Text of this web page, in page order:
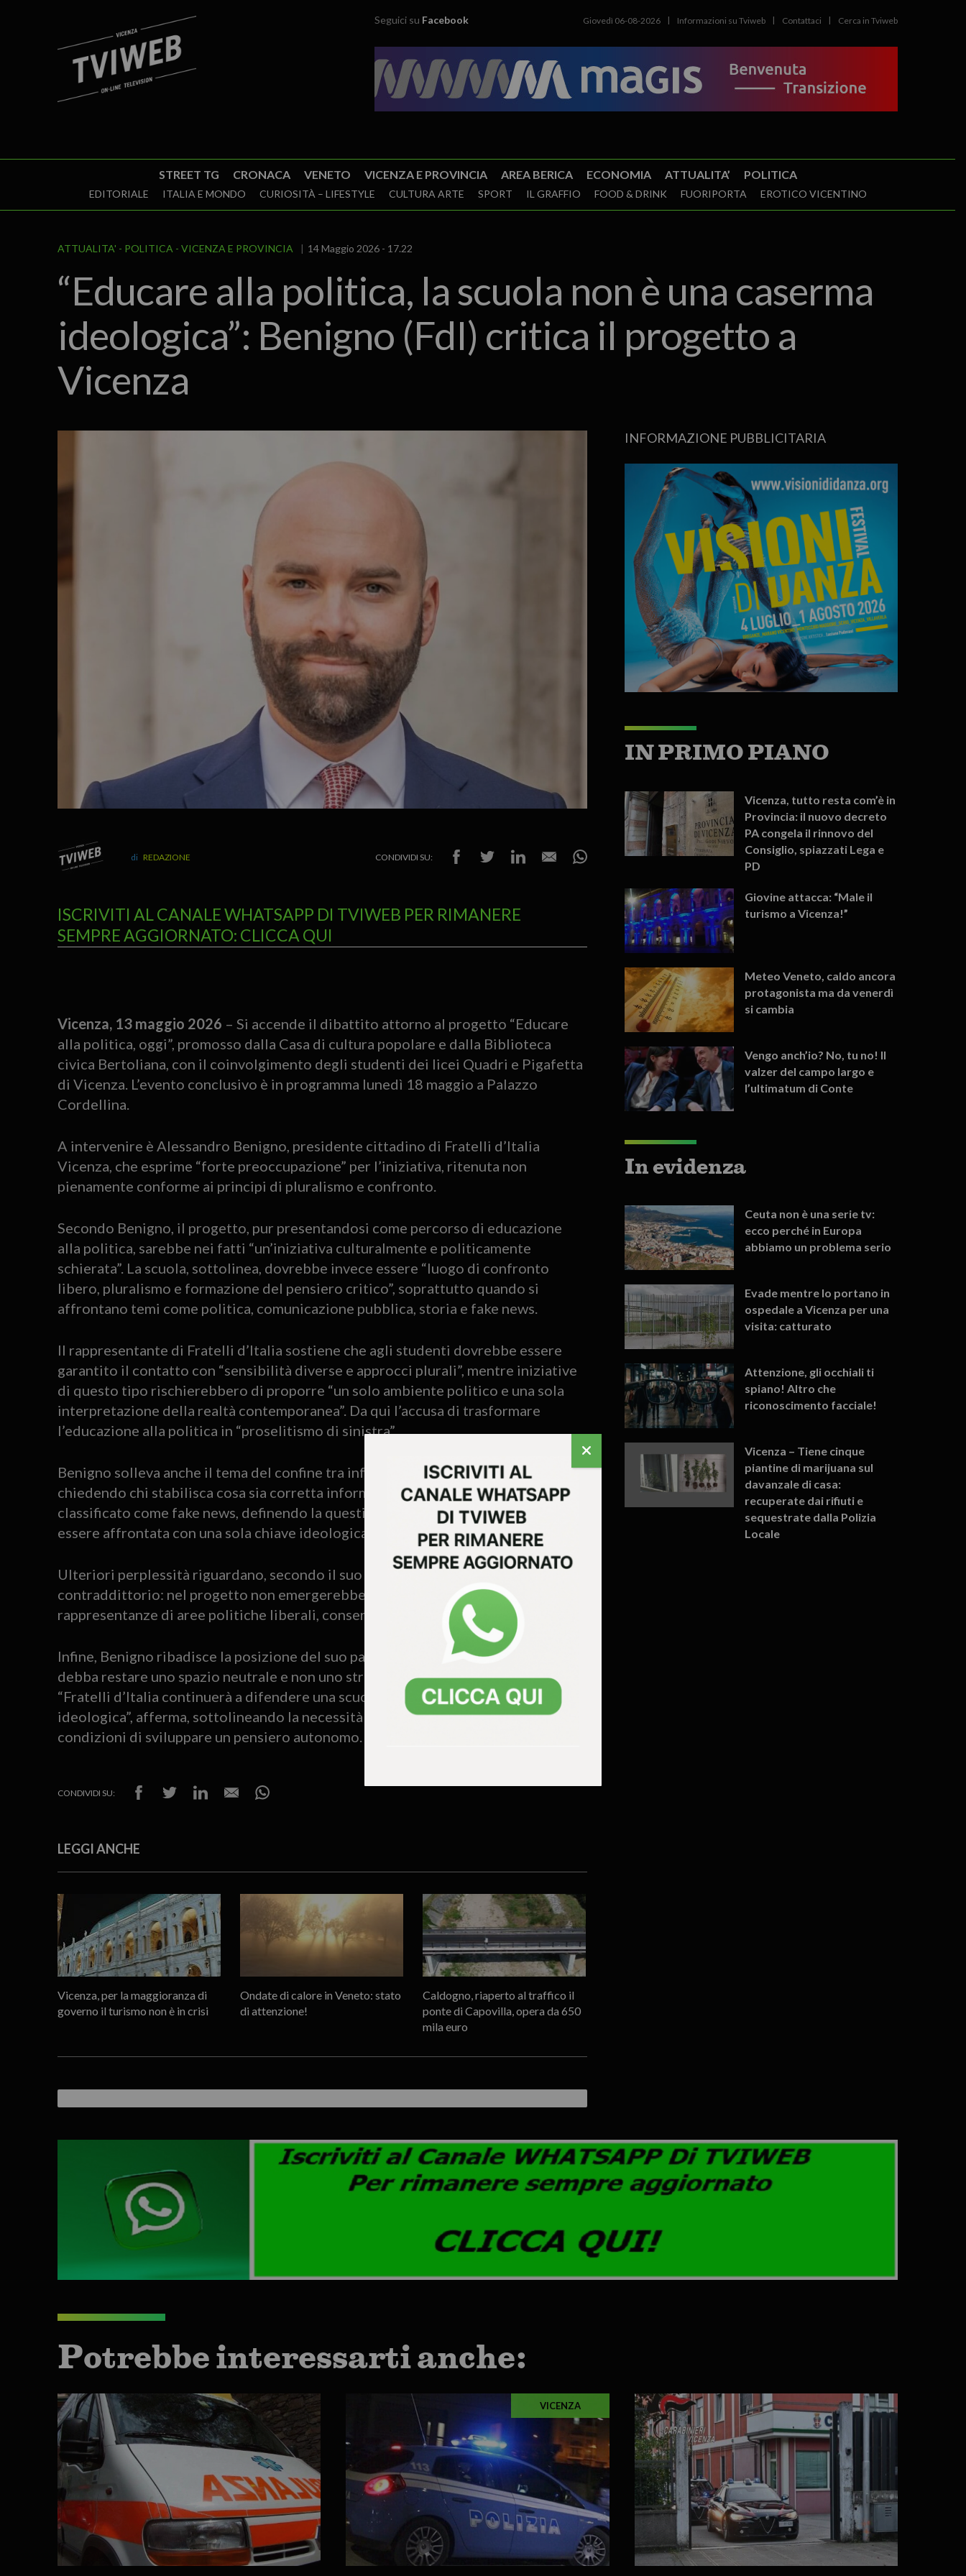
Seguici su Facebook Giovedì 06-08-2026 Informazioni su Tviweb Contattaci Cerca in Tviweb
STREET TG CRONACA VENETO VICENZA E PROVINCIA AREA BERICA ECONOMIA ATTUALITA’ POLITICA
EDITORIALE ITALIA E MONDO CURIOSITÀ – LIFESTYLE CULTURA ARTE SPORT IL GRAFFIO FOOD & DRINK FUORIPORTA EROTICO VICENTINO
ATTUALITA' POLITICA VICENZA E PROVINCIA 14 Maggio 2026 - 17.22
“Educare alla politica, la scuola non è una caserma
ideologica”: Benigno (FdI) critica il progetto a
Vicenza
REDAZIONE CONDIVIDI SU:
ISCRIVITI AL CANALE WHATSAPP DI TVIWEB PER RIMANERE
SEMPRE AGGIORNATO: CLICCA QUI
Vicenza, 13 maggio 2026 – Si accende il dibattito attorno al progetto “Educare
alla politica, oggi”, promosso dalla Casa di cultura popolare e dalla Biblioteca
civica Bertoliana, con il coinvolgimento degli studenti dei licei Quadri e Pigafetta
di Vicenza. L’evento conclusivo è in programma lunedì 18 maggio a Palazzo
Cordellina.
A intervenire è Alessandro Benigno, presidente cittadino di Fratelli d’Italia
Vicenza, che esprime “forte preoccupazione” per l’iniziativa, ritenuta non
pienamente conforme ai principi di pluralismo e confronto.
Secondo Benigno, il progetto, pur presentandosi come percorso di educazione
alla politica, sarebbe nei fatti “un’iniziativa culturalmente e politicamente
schierata”. La scuola, sottolinea, dovrebbe invece essere “luogo di confronto
libero, pluralismo e formazione del pensiero critico”, soprattutto quando si
affrontano temi come politica, comunicazione pubblica, storia e fake news.
Il rappresentante di Fratelli d’Italia sostiene che agli studenti dovrebbe essere
garantito il contatto con “sensibilità diverse e approcci plurali”, mentre iniziative
di questo tipo rischierebbero di proporre “un solo ambiente politico e una sola
interpretazione della realtà contemporanea”. Da qui l’accusa di trasformare
l’educazione alla politica in “proselitismo di sinistra”.
Benigno solleva anche il tema del confine tra informazione e propaganda,
chiedendo chi stabilisca cosa sia corretta informazione e cosa venga invece
classificato come fake news, definendo la questione “troppo importante per
essere affrontata con una sola chiave ideologica”.
Ulteriori perplessità riguardano, secondo il suo intervento, l’assenza di un reale
contraddittorio: nel progetto non emergerebbero voci alternative né
rappresentanze di aree politiche liberali, conservatrici o patriottiche.
Infine, Benigno ribadisce la posizione del suo partito, sostenendo che la scuola
debba restare uno spazio neutrale e non uno strumento di indirizzo culturale.
“Fratelli d’Italia continuerà a difendere una scuola libera da ogni egemonia
ideologica”, afferma, sottolineando la necessità che gli studenti siano messi nelle
condizioni di sviluppare un pensiero autonomo.
CONDIVIDI SU:
LEGGI ANCHE
Vicenza, per la maggioranza di
governo il turismo non è in crisi
Ondate di calore in Veneto: stato
di attenzione!
Caldogno, riaperto al traffico il
ponte di Capovilla, opera da 650
mila euro
INFORMAZIONE PUBBLICITARIA
IN PRIMO PIANO
Vicenza, tutto resta com’è in
Provincia: il nuovo decreto
PA congela il rinnovo del
Consiglio, spiazzati Lega e
PD
Giovine attacca: “Male il
turismo a Vicenza!”
Meteo Veneto, caldo ancora
protagonista ma da venerdì
si cambia
Vengo anch’io? No, tu no! Il
valzer del campo largo e
l’ultimatum di Conte
In evidenza
Ceuta non è una serie tv:
ecco perché in Europa
abbiamo un problema serio
Evade mentre lo portano in
ospedale a Vicenza per una
visita: catturato
Attenzione, gli occhiali ti
spiano! Altro che
riconoscimento facciale!
Vicenza – Tiene cinque
piantine di marijuana sul
davanzale di casa:
recuperate dai rifiuti e
sequestrate dalla Polizia
Locale
Potrebbe interessarti anche:
VICENZA